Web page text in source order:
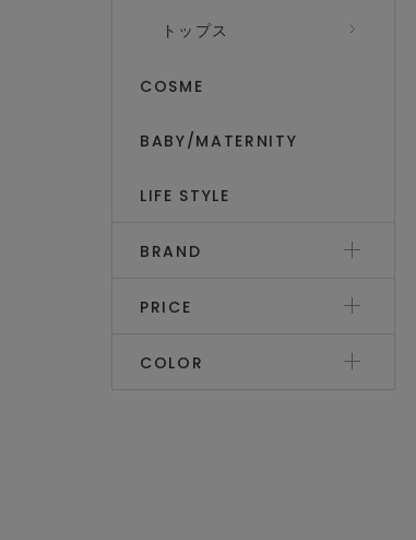
トップス
COSME
BABY/MATERNITY
LIFE STYLE
BRAND
PRICE
COLOR